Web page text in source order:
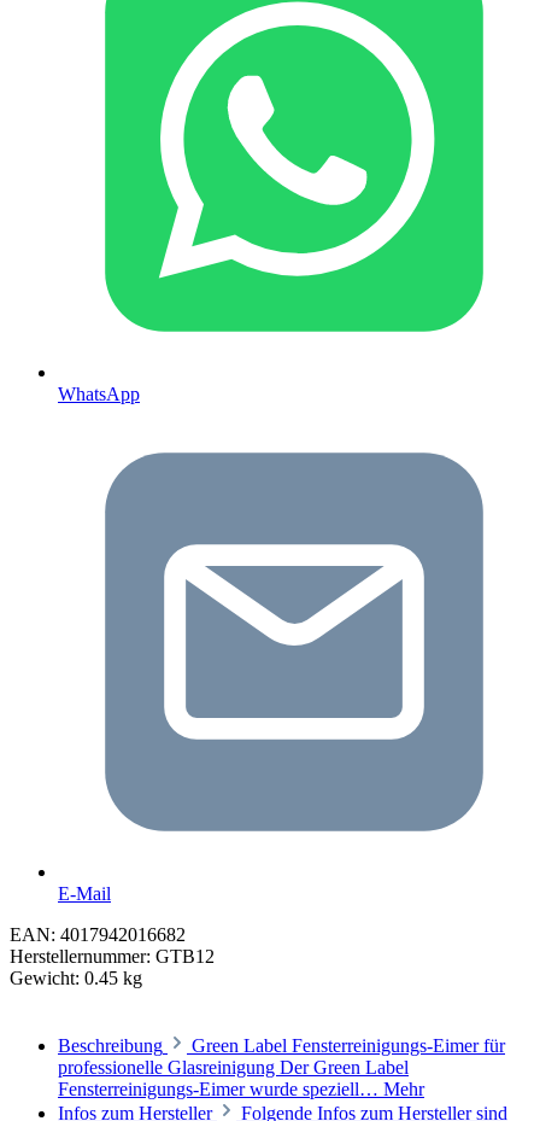
WhatsApp
E-Mail
EAN: 4017942016682
Herstellernummer: GTB12
Gewicht: 0.45 kg
Beschreibung
Green Label Fensterreinigungs-Eimer für
professionelle Glasreinigung Der Green Label
Fensterreinigungs-Eimer wurde speziell… Mehr
Infos zum Hersteller
Folgende Infos zum Hersteller sind